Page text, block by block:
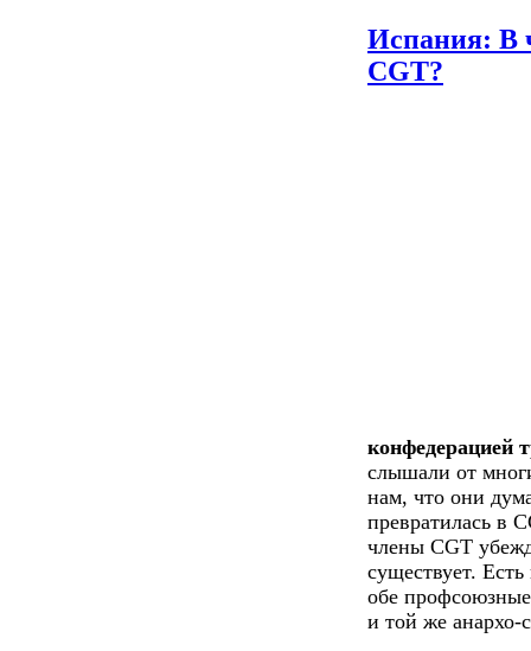
Испания: В
CGT?
конфедерацией
слышали от
нам, что они
превратилась в С
члены CGT
существует.
обе
и той же анархо-